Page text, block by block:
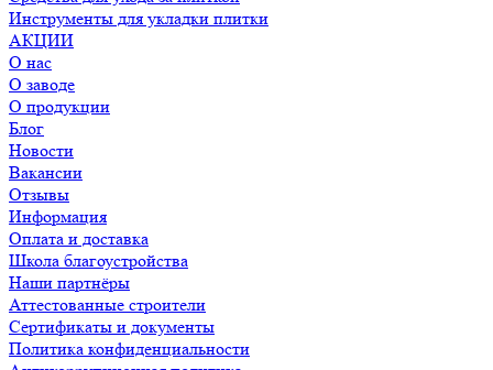
Инструменты для укладки плитки
АКЦИИ
О нас
О заводе
О продукции
Блог
Новости
Вакансии
Отзывы
Информация
Оплата и доставка
Школа благоустройства
Наши партнёры
Аттестованные строители
Сертификаты и документы
Политика конфиденциальности